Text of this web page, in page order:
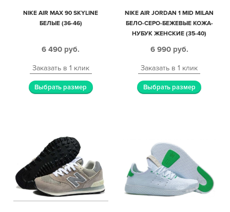
NIKE AIR MAX 90 SKYLINE
БЕЛЫЕ (36-46)
6 490 руб.
Заказать в 1 клик
Выбрать размер
NIKE AIR JORDAN 1 MID MILAN
БЕЛО-СЕРО-БЕЖЕВЫЕ КОЖА-
НУБУК ЖЕНСКИЕ (35-40)
6 990 руб.
Заказать в 1 клик
Выбрать размер